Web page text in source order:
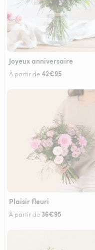
Joyeux anniversaire
À partir de42€95
Plaisir fleuri
À partir de 36€95